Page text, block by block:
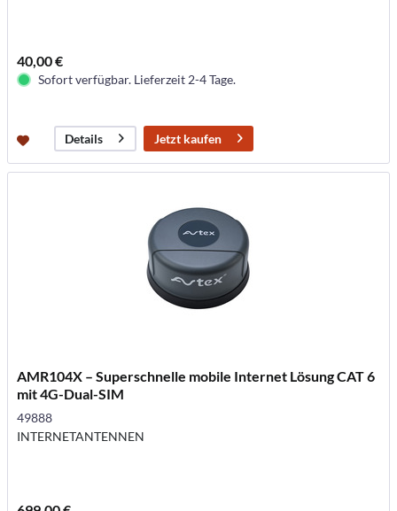
40,00 €
Sofort verfügbar. Lieferzeit 2-4 Tage.
Details Jetzt kaufen
AMR104X – Superschnelle mobile Internet Lösung CAT 6
mit 4G-Dual-SIM
49888
INTERNETANTENNEN